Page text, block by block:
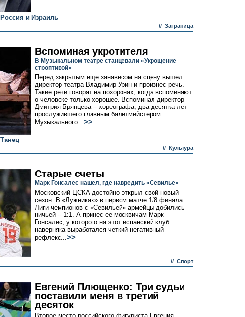
Россия и Израиль
// Заграница
Вспоминая укротителя
В Музыкальном театре станцевали «Укрощение
строптивой»
Перед закрытым еще занавесом на сцену вышел
директор театра Владимир Урин и произнес речь.
Такие речи говорят на похоронах, когда вспоминают
о человеке только хорошее. Вспоминал директор
Дмитрия Брянцева -- хореографа, два десятка лет
прослужившего главным балетмейстером
Музыкального...>>
Танец
// Культура
Старые счеты
Марк Гонсалес нашел, где навредить «Севилье»
Московский ЦСКА достойно открыл свой новый
сезон. В «Лужниках» в первом матче 1/8 финала
Лиги чемпионов с «Севильей» армейцы добились
ничьей -- 1:1. А принес ее москвичам Марк
Гонсалес, у которого на этот испанский клуб
наверняка выработался четкий негативный
рефлекс...>>
// Спорт
Евгений Плющенко: Три судьи
поставили меня в третий
десяток
Второе место российского фигуриста Евгения